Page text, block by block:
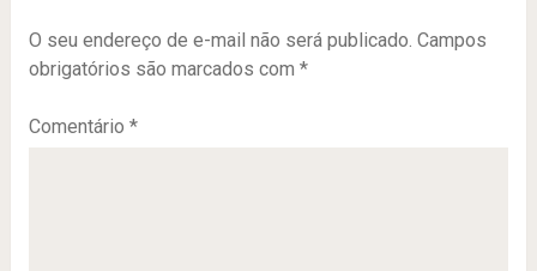
O seu endereço de e-mail não será publicado. Campos
obrigatórios são marcados com *
Comentário *